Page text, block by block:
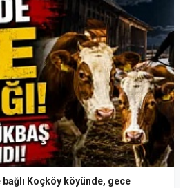
bağlı Koçköy köyünde, gece